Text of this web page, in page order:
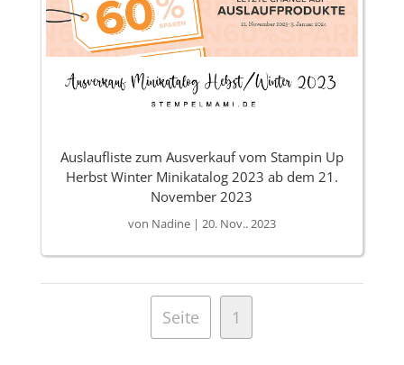
Auslaufliste zum Ausverkauf vom Stampin Up
Herbst Winter Minikatalog 2023 ab dem 21.
November 2023
von Nadine| 20. Nov.. 2023
Seite 1